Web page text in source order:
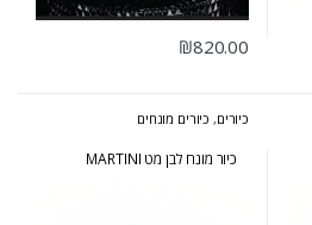
₪820.00
כיורים, כיורים מונחים
כיור מונח לבן מט MARTINI